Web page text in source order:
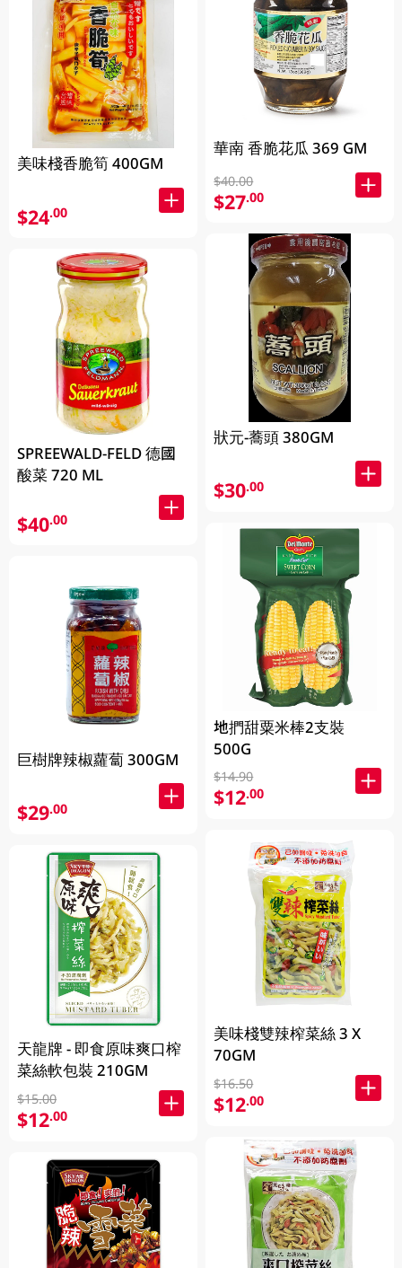
美味棧香脆筍 400GM
$24.00
SPREEWALD-FELD 德國
酸菜 720 ML
$40.00
巨樹牌辣椒蘿蔔 300GM
$29.00
天龍牌 - 即食原味爽口榨
菜絲軟包裝 210GM
$15.00
$12.00
華南 香脆花瓜 369 GM
$40.00
$27.00
狀元-蕎頭 380GM
$30.00
地捫甜粟米棒2支裝
500G
$14.90
$12.00
美味棧雙辣榨菜絲 3 X
70GM
$16.50
$12.00